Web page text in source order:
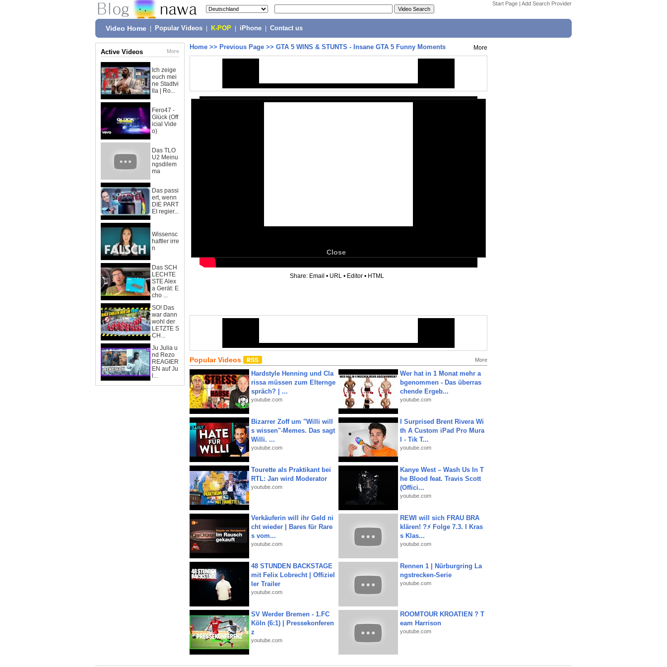
Start Page | Add Search Provider
Video Home Popular Videos K-POP iPhone Contact us
Active Videos More
Ich zeige
euch mei
ne Stadtvi
lla | Ro...
Fero47 -
Glück (Off
icial Vide
o)
Das TLO
U2 Meinu
ngsdilem
ma
Das passi
ert, wenn
DIE PART
EI regier...
Wissensc
haftler irre
n
Das SCH
LECHTE
STE Alex
a Gerät: E
cho ...
SO! Das
war dann
wohl der
LETZTE S
CH...
Ju Julia u
nd Rezo
REAGIER
EN auf Ju
l...
Home >> Previous Page >> GTA 5 WINS & STUNTS - Insane GTA 5 Funny Moments More
Close
Share: Email • URL • Editor • HTML
Popular Videos More
Hardstyle Henning und Cla
rissa müssen zum Elternge
spräch? | ...
youtube.com
Wer hat in 1 Monat mehr a
bgenommen - Das überras
chende Ergeb...
youtube.com
Bizarrer Zoff um "Willi will
s wissen"-Memes. Das sagt
Willi. ...
youtube.com
I Surprised Brent Rivera Wi
th A Custom iPad Pro Mura
l - Tik T...
youtube.com
Tourette als Praktikant bei
RTL: Jan wird Moderator
youtube.com
Kanye West – Wash Us In T
he Blood feat. Travis Scott
(Offici...
youtube.com
Verkäuferin will ihr Geld ni
cht wieder | Bares für Rare
s vom...
youtube.com
REWI will sich FRAU BRA
klären! ?⚡️ Folge 7.3. I Kras
s Klas...
youtube.com
48 STUNDEN BACKSTAGE
mit Felix Lobrecht | Offiziel
ler Trailer
youtube.com
Rennen 1 | Nürburgring La
ngstrecken-Serie
youtube.com
SV Werder Bremen - 1.FC
Köln (6:1) | Pressekonferen
z
youtube.com
ROOMTOUR KROATIEN ? T
eam Harrison
youtube.com